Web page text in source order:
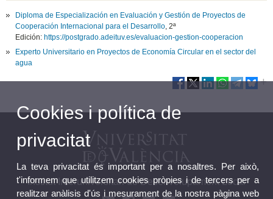
Diploma de Especialización en Evaluación y Gestión de Proyectos de
Cooperación Internacional para el Desarrollo, 2ª
Edición:https://postgrado.adeituv.es/evaluacion-gestion-cooperacion
Experto Universitario en Proyectos de Economía Circular en el sector del
agua
Institut Interuniversitari de Desenvolupament Local
Cookies i política de
privacitat
La teva privacitat és important per a nosaltres. Per això,
t'informem que utilitzem cookies pròpies i de tercers per a
realitzar anàlisis d'ús i mesurament de la nostra pàgina web